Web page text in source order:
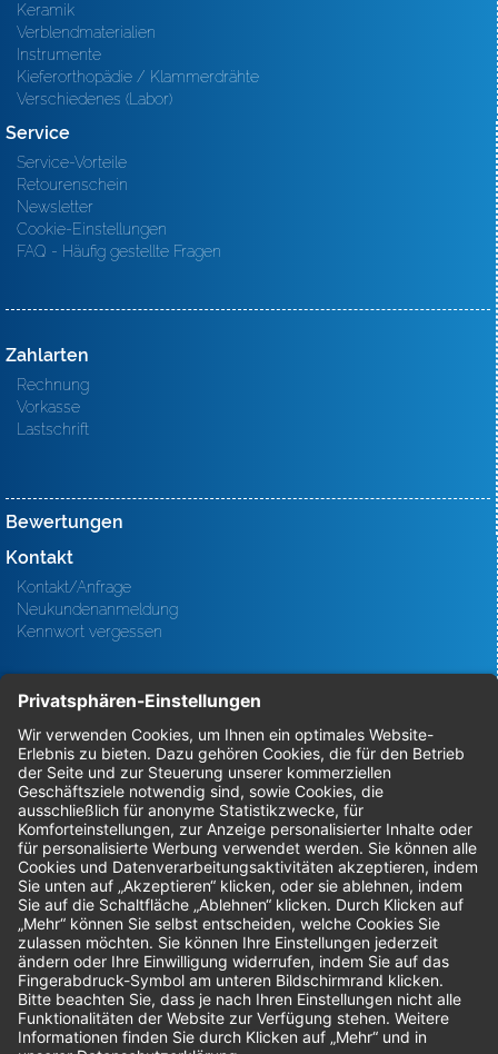
Keramik
Verblendmaterialien
Instrumente
Kieferorthopädie / Klammerdrähte
Verschiedenes (Labor)
Service
Service-Vorteile
Retourenschein
Newsletter
Cookie-Einstellungen
FAQ - Häufig gestellte Fragen
Zahlarten
Rechnung
Vorkasse
Lastschrift
Bewertungen
Kontakt
Kontakt/Anfrage
Neukundenanmeldung
Kennwort vergessen
Bestellungen
Sendung verfolgen
Geprüfter Shop